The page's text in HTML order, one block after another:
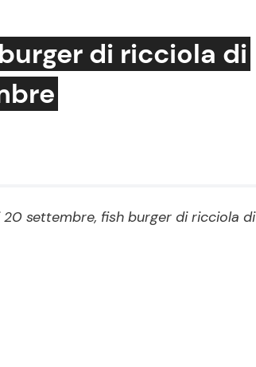
Cucina e Ricette
Le Ricette in TV
di ricciola di
settembre, fish burger di ricciola di